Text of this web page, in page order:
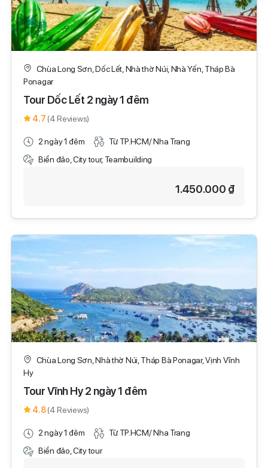
Chùa Long Sơn, Dốc Lết, Nhà thờ Núi, Nhà Yến, Tháp Bà
Ponagar
Tour Dốc Lết 2 ngày 1 đêm
4.7 (4 Reviews)
2 ngày 1 đêm
Từ TP.HCM/ Nha Trang
Biển đảo, City tour, Teambuilding
1.450.000 ₫
Chùa Long Sơn, Nhà thờ Núi, Tháp Bà Ponagar, Vịnh Vĩnh
Hy
Tour Vĩnh Hy 2 ngày 1 đêm
4.8(4 Reviews)
2 ngày 1 đêm
Từ TP.HCM/ Nha Trang
Biển đảo, City tour